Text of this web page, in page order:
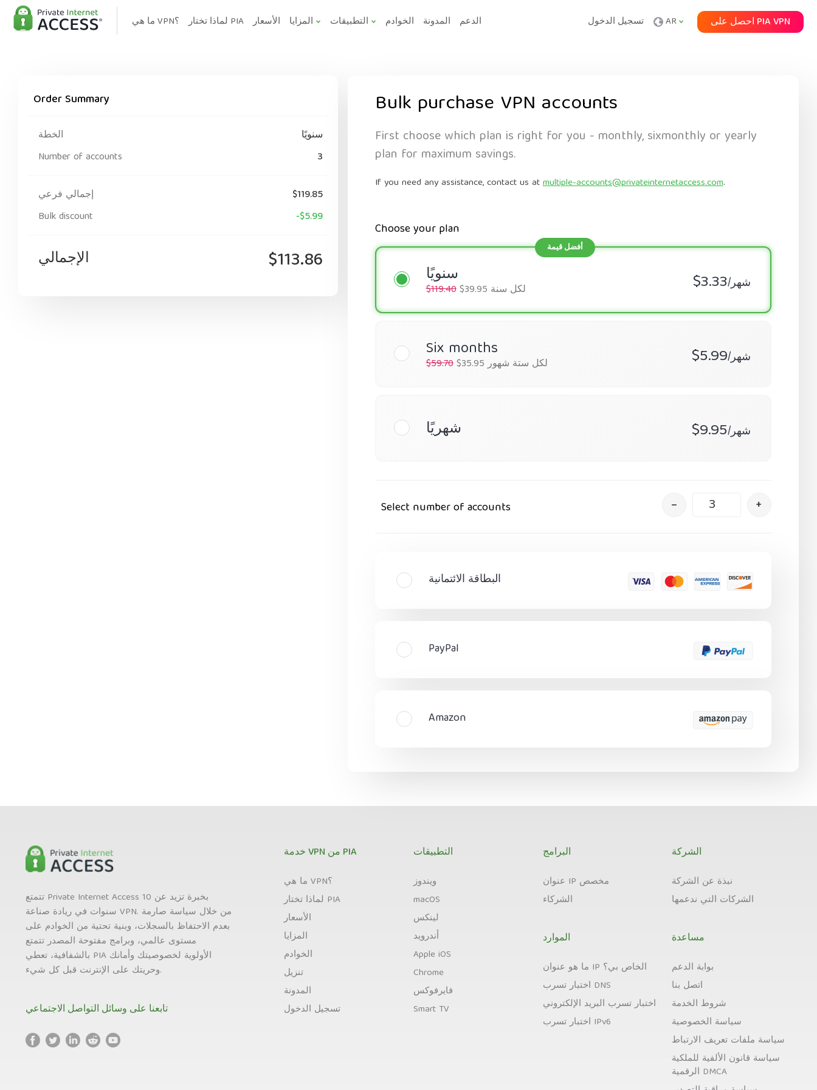
ما هي VPN؟ لماذا تختار PIA الأسعار المزايا التطبيقات الخوادم المدونة الدعم تسجيل الدخول AR احصل على PIA VPN
Order Summary
الخطة
سنويًا
Number of accounts
3
إجمالي فرعي
$119.85
Bulk discount
-$5.99
الإجمالي $113.86
Bulk purchase VPN accounts
First choose which plan is right for you - monthly, sixmonthly or yearly
plan for maximum savings.
If you need any assistance, contact us atmultiple-accounts@privateinternetaccess.com.
Choose your plan
سنويًا $3.33 /شهر $119.40 $39.95 لكل سنة
Six months $5.99/شهر $59.70 $35.95 لكل ستة شهور
شهريًا $9.95 /شهر
Select number of accounts – +
البطاقة الائتمانية
PayPal
Amazon
تتمتع Private Internet Access بخبرة تزيد عن 10
سنوات في ريادة صناعة VPN. من خلال سياسة صارمة
بعدم الاحتفاظ بالسجلات، وبنية تحتية من الخوادم على
مستوى عالمي، وبرامج مفتوحة المصدر تتمتع
بالشفافية، تعطي PIA الأولوية لخصوصيتك وأمانك
وحريتك على الإنترنت قبل كل شيء.
تابعنا على وسائل التواصل الاجتماعي
خدمة VPN من PIA
ما هي VPN؟
لماذا تختار PIA
الأسعار
المزايا
الخوادم
تنزيل
المدونة
تسجيل الدخول
التطبيقات
ويندوز
macOS
لينكس
أندرويد
Apple iOS
Chrome
فايرفوكس
Smart TV
البرامج
عنوان IP مخصص
الشركاء
الموارد
ما هو عنوان IP الخاص بي؟
اختبار تسرب DNS
اختبار تسرب البريد الإلكتروني
اختبار تسرب IPv6
الشركة
نبذة عن الشركة
الشركات التي ندعمها
مساعدة
بوابة الدعم
اتصل بنا
شروط الخدمة
سياسة الخصوصية
سياسة ملفات تعريف الارتباط
سياسة قانون الألفية للملكية
الرقمية DMCA